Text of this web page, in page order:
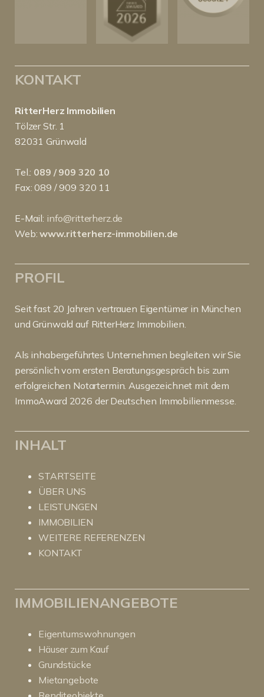
KONTAKT
RitterHerz Immobilien
Tölzer Str. 1
82031 Grünwald
Tel.: 089 / 909 320 10
Fax: 089 / 909 320 11
E-Mail: info@ritterherz.de
Web:www.ritterherz-immobilien.de
PROFIL
Seit fast 20 Jahren vertrauen Eigentümer in München
und Grünwald auf RitterHerz Immobilien.
Als inhabergeführtes Unternehmen begleiten wir Sie
persönlich vom ersten Beratungsgespräch bis zum
erfolgreichen Notartermin. Ausgezeichnet mit dem
ImmoAward 2026 der Deutschen Immobilienmesse.
INHALT
STARTSEITE
ÜBER UNS
LEISTUNGEN
IMMOBILIEN
WEITERE REFERENZEN
KONTAKT
IMMOBILIENANGEBOTE
Eigentumswohnungen
Häuser zum Kauf
Grundstücke
Mietangebote